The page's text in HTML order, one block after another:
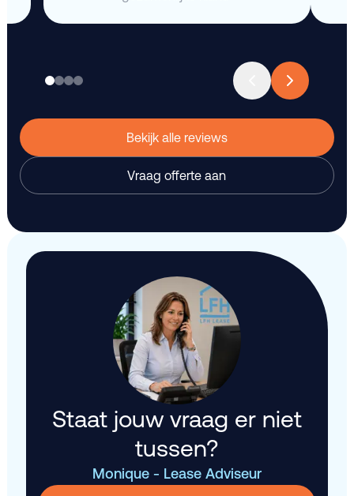
Bekijk alle reviews
Vraag offerte aan
Staat jouw vraag er niet
tussen?
Monique - Lease Adviseur